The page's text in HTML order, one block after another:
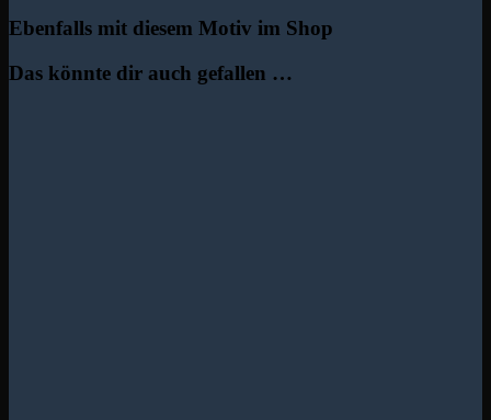
Ebenfalls mit diesem Motiv im Shop
Das könnte dir auch gefallen …